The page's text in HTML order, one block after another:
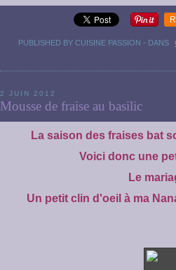
PUBLISHED BY CUISINE PASSION - DANS
2 JUIN 2012
Mousse de fraise au basilic
La saison des fraises bat
Voici donc une
Le
Un petit clin d'oeil à ma